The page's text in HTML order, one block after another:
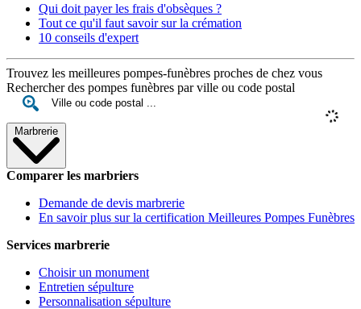
Qui doit payer les frais d'obsèques ?
Tout ce qu'il faut savoir sur la crémation
10 conseils d'expert
Trouvez les meilleures pompes-funèbres proches de chez vous
Rechercher des pompes funèbres par ville ou code postal
Marbrerie
Comparer les marbriers
Demande de devis marbrerie
En savoir plus sur la certification Meilleures Pompes Funèbres
Services marbrerie
Choisir un monument
Entretien sépulture
Personnalisation sépulture